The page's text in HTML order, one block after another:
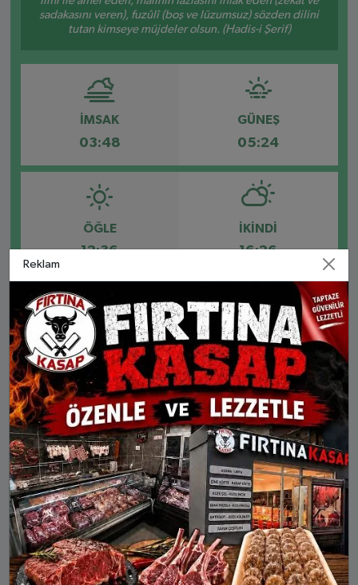
sadakasını veren), fuzûlî (boş ve lüzumsuz) sözden dilini
tutan kimseye müjdeler olsun. (Hadis-i Şerif)
İMSAK
03:48
GÜNEŞ
05:24
ÖĞLE
12:36
İKINDI
16:26
AKŞAM
19:38
YATSI
21:07
Ağın Alacakaya Arıcak Baskil
Karakoçan Keban Kovancılar Maden
Palu Sivrice
AĞIN AYLIK NAMAZ VAKITLERI
Reklam